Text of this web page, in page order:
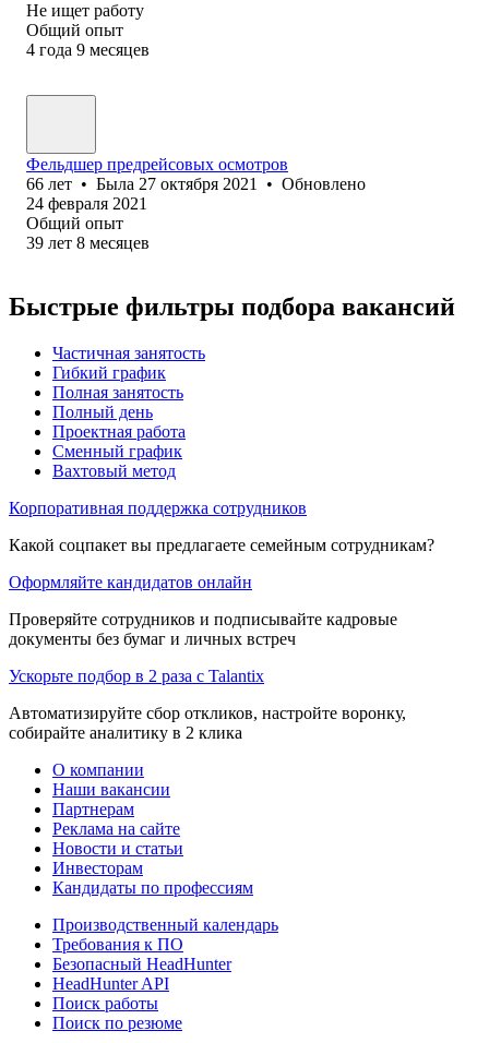
Не ищет работу
Общий опыт
4 года 9 месяцев
Фельдшер предрейсовых осмотров
66 лет • Была 27 октября 2021 • Обновлено
24 февраля 2021
Общий опыт
39 лет 8 месяцев
Быстрые фильтры подбора вакансий
Частичная занятость
Гибкий график
Полная занятость
Полный день
Проектная работа
Сменный график
Вахтовый метод
Корпоративная поддержка сотрудников
Какой соцпакет вы предлагаете семейным сотрудникам?
Оформляйте кандидатов онлайн
Проверяйте сотрудников и подписывайте кадровые
документы без бумаг и личных встреч
Ускорьте подбор в 2 раза с Talantix
Автоматизируйте сбор откликов, настройте воронку,
собирайте аналитику в 2 клика
О компании
Наши вакансии
Партнерам
Реклама на сайте
Новости и статьи
Инвесторам
Кандидаты по профессиям
Производственный календарь
Требования к ПО
Безопасный HeadHunter
HeadHunter API
Поиск работы
Поиск по резюме